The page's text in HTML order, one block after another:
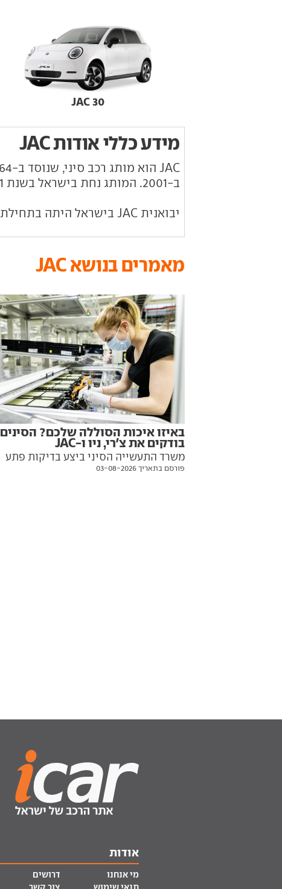
JAC 30
מידע כללי אודות JAC
ב-2001. המותג נחת בישראל בשנת 2021.
יבואנית JAC בישראל היתה בתחילת הדרך EV מוטורס, אך כיום מיובאים דגמי המותג על ידי אוטומקס.
מאמרים בנושא JAC
באיזו איכות הסוללה שלכם? הסינים
בודקים את צ'רי, ניו ו-JAC
משרד התעשייה הסיני ביצע בדיקות פתע
במפעלים של שלוש יצרניות מקומיות, כדי
פורסם בתאריך 03-08-2026
אודות
מי אנחנו
דרושים